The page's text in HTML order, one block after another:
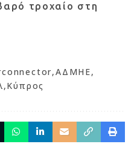
τροχαίο στη
ΑΔΜΗΕ
Κύπρος